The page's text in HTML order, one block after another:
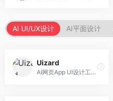
AI UI/UX设计 AI平面设计
Uizard
AI网页App UI设计工具，专注于快速界面生成。面向产品经理和设计师，提供线框图转UI、界面生成、设计优化等服务，设计速度快。